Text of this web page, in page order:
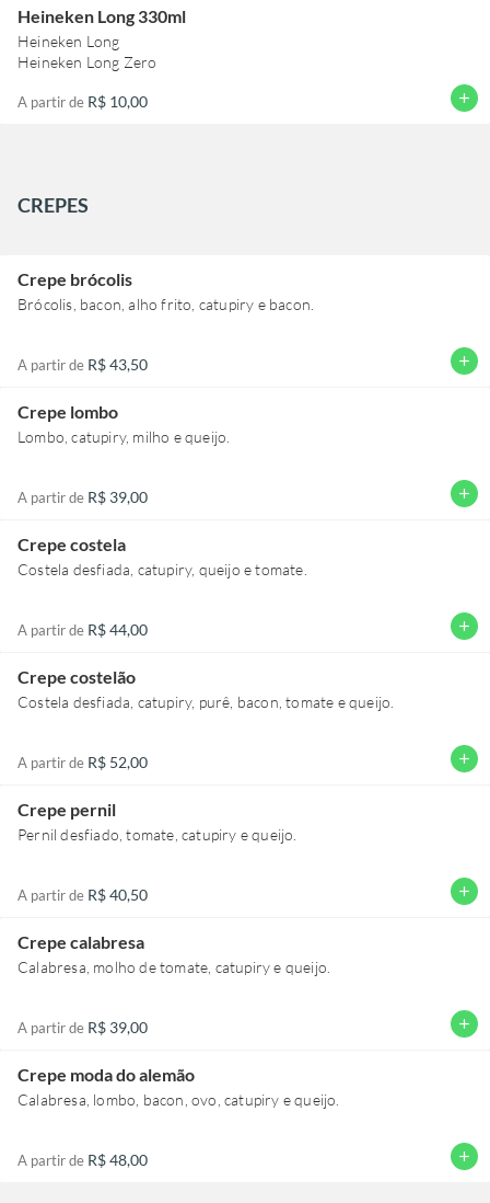
Heineken Long 330ml
Heineken Long
Heineken Long Zero
A partir de R$ 10,00 add
CREPES
Crepe brócolis
Brócolis, bacon, alho frito, catupiry e bacon.
A partir de R$ 43,50 add
Crepe lombo
Lombo, catupiry, milho e queijo.
A partir de R$ 39,00 add
Crepe costela
Costela desfiada, catupiry, queijo e tomate.
A partir de R$ 44,00 add
Crepe costelão
Costela desfiada, catupiry, purê, bacon, tomate e queijo.
A partir de R$ 52,00 add
Crepe pernil
Pernil desfiado, tomate, catupiry e queijo.
A partir de R$ 40,50 add
Crepe calabresa
Calabresa, molho de tomate, catupiry e queijo.
A partir de R$ 39,00 add
Crepe moda do alemão
Calabresa, lombo, bacon, ovo, catupiry e queijo.
A partir de R$ 48,00 add